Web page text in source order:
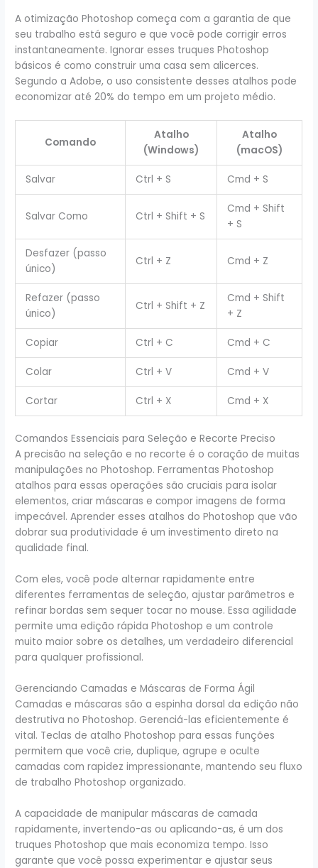
A otimização Photoshop começa com a garantia de que
seu trabalho está seguro e que você pode corrigir erros
instantaneamente. Ignorar esses truques Photoshop
básicos é como construir uma casa sem alicerces.
Segundo a Adobe, o uso consistente desses atalhos pode
economizar até 20% do tempo em um projeto médio.
Comando
Atalho
(Windows)
Atalho
(macOS)
Salvar Ctrl + S Cmd + S
Salvar Como Ctrl + Shift + S
Cmd + Shift
+ S
Desfazer (passo
único)
Ctrl + Z Cmd + Z
Refazer (passo
único)
Ctrl + Shift + Z
Cmd + Shift
+ Z
Copiar Ctrl + C Cmd + C
Colar Ctrl + V Cmd + V
Cortar Ctrl + X Cmd + X
Comandos Essenciais para Seleção e Recorte Preciso
A precisão na seleção e no recorte é o coração de muitas
manipulações no Photoshop. Ferramentas Photoshop
atalhos para essas operações são cruciais para isolar
elementos, criar máscaras e compor imagens de forma
impecável. Aprender esses atalhos do Photoshop que vão
dobrar sua produtividade é um investimento direto na
qualidade final.
Com eles, você pode alternar rapidamente entre
diferentes ferramentas de seleção, ajustar parâmetros e
refinar bordas sem sequer tocar no mouse. Essa agilidade
permite uma edição rápida Photoshop e um controle
muito maior sobre os detalhes, um verdadeiro diferencial
para qualquer profissional.
Gerenciando Camadas e Máscaras de Forma Ágil
Camadas e máscaras são a espinha dorsal da edição não
destrutiva no Photoshop. Gerenciá-las eficientemente é
vital. Teclas de atalho Photoshop para essas funções
permitem que você crie, duplique, agrupe e oculte
camadas com rapidez impressionante, mantendo seu fluxo
de trabalho Photoshop organizado.
A capacidade de manipular máscaras de camada
rapidamente, invertendo-as ou aplicando-as, é um dos
truques Photoshop que mais economiza tempo. Isso
garante que você possa experimentar e ajustar seus